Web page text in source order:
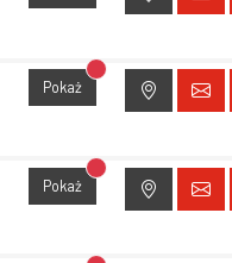
Pokaż Brak dostępu do
Pokaż Brak dostępu do